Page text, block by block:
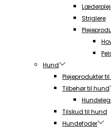
Striglere
Hund
Plejeprodukter
Tilbehør til hund
Tilskud til hund
Hundefoder